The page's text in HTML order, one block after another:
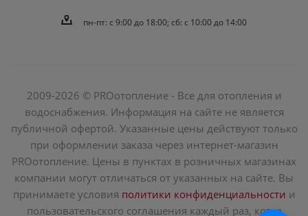
пн-пт: c 9:00 до 18:00; сб: с 10:00 до 14:00
2009-2026 © PROотопление - Все для отопления и
водоснабжения. Информация на сайте не является
публичной офертой. Указанные цены действуют только
при оформлении заказа через интернет-магазин
PROотопление. Цены в пунктах в розничных магазинах
компании могут отличаться от указанных на сайте. Вы
принимаете условия политики конфиденциальности и
пользовательского соглашения каждый раз, когда